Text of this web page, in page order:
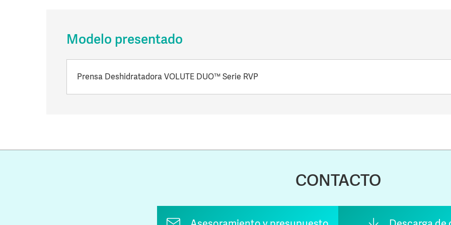
Modelo presentado
Prensa Deshidratadora VOLUTE DUO™ Serie RVP
CONTACTO